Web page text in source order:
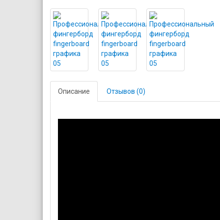
Описание Отзывов (0)